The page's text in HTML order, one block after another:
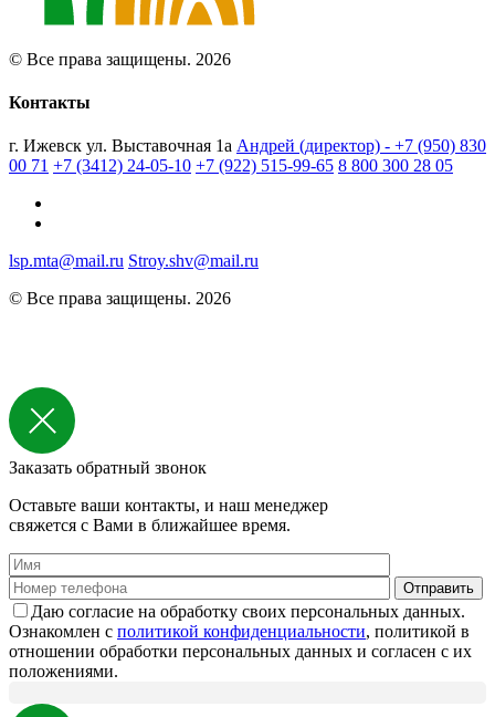
© Все права защищены. 2026
Контакты
г. Ижевск ул. Выставочная 1а Андрей (директор) - +7 (950) 830
00 71 +7 (3412) 24-05-10 +7 (922) 515-99-65 8 800 300 28 05
lsp.mta@mail.ru Stroy.shv@mail.ru
© Все права защищены. 2026
Заказать обратный звонок
Оставьте ваши контакты, и наш менеджер
свяжется с Вами в ближайшее время.
Даю согласие на обработку своих персональных данных.
Ознакомлен с политикой конфиденциальности, политикой в
отношении обработки персональных данных и согласен с их
положениями.